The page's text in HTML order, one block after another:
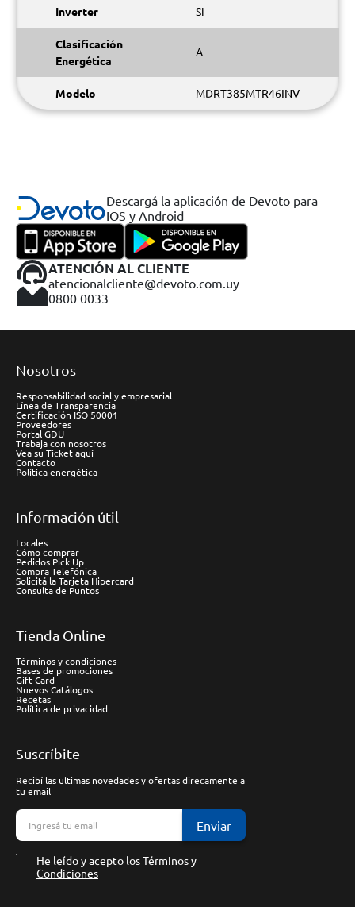
Inverter Si
Clasificación
Energética
A
Modelo MDRT385MTR46INV
Descargá la aplicación de Devoto para
IOS y Android
ATENCIÓN AL CLIENTE
atencionalcliente@devoto.com.uy
0800 0033
Nosotros
Responsabilidad social y empresarial
Línea de Transparencia
Certificación ISO 50001
Proveedores
Portal GDU
Trabaja con nosotros
Vea su Ticket aquí
Contacto
Política energética
Información útil
Locales
Cómo comprar
Pedidos Pick Up
Compra Telefónica
Solicitá la Tarjeta Hipercard
Consulta de Puntos
Tienda Online
Términos y condiciones
Bases de promociones
Gift Card
Nuevos Catálogos
Recetas
Política de privacidad
Suscríbite
Recibí las ultimas novedades y ofertas direcamente a
tu email
Enviar
He leído y acepto losTérminos y
Condiciones